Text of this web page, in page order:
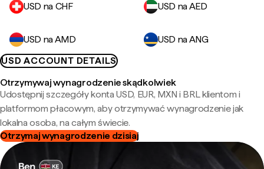
USD na CHF USD na AED
USD na AMD
USD na ANG
USD ACCOUNT DETAILS
Otrzymywaj wynagrodzenie skądkolwiek
Udostępnij szczegóły konta USD, EUR, MXN i BRL klientom i
platformom płacowym, aby otrzymywać wynagrodzenie jak
lokalna osoba, na całym świecie.
Otrzymaj wynagrodzenie dzisiaj